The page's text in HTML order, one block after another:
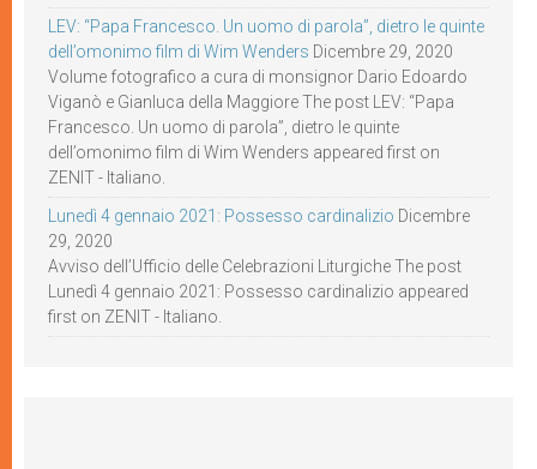
LEV: “Papa Francesco. Un uomo di parola”, dietro le quinte
dell’omonimo film di Wim Wenders Dicembre 29, 2020
Volume fotografico a cura di monsignor Dario Edoardo
Viganò e Gianluca della Maggiore The post LEV: “Papa
Francesco. Un uomo di parola”, dietro le quinte
dell’omonimo film di Wim Wenders appeared first on
ZENIT - Italiano.
Lunedì 4 gennaio 2021: Possesso cardinalizio Dicembre
29, 2020
Avviso dell’Ufficio delle Celebrazioni Liturgiche The post
Lunedì 4 gennaio 2021: Possesso cardinalizio appeared
first on ZENIT - Italiano.